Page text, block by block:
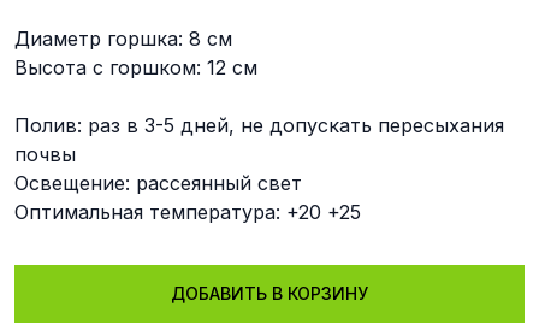
Диаметр горшка: 8 см
Высота с горшком: 12 см
Полив: раз в 3-5 дней, не допускать пересыхания
почвы
Освещение: рассеянный свет
Оптимальная температура: +20 +25
ДОБАВИТЬ В КОРЗИНУ